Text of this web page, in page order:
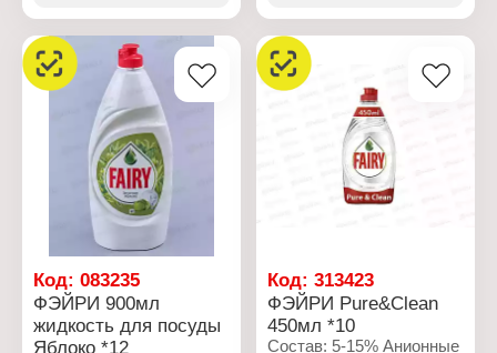
Линейка: Нежные руки
Тип товара: Средство
для мытья посуды
Аромат: Ромашка и
витамин Е
Форма выпуска:
жидкость
Объем: 900 мл
Линейка: Нежные руки
Тип товара: Средство
для мытья посуды
Аромат: Чайное дерево и
Форма выпуска:
Объем: 900 мл
Код: 083235
ФЭЙРИ 900мл
жидкость для посуды
Яблоко *12
Код:313423
ФЭЙРИ Pure&Clean
450мл *10
Состав: 5-15% Анионные